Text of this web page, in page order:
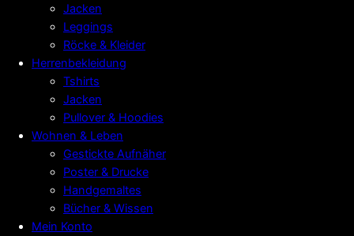
Jacken
Leggings
Röcke & Kleider
Herrenbekleidung
Tshirts
Jacken
Pullover & Hoodies
Wohnen & Leben
Gestickte Aufnäher
Poster & Drucke
Handgemaltes
Bücher & Wissen
Mein Konto